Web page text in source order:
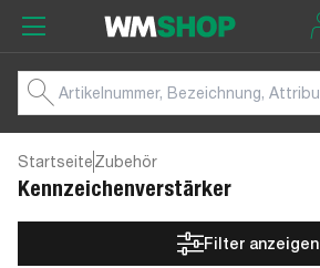
StartseiteZubehör
Kennzeichenverstärker
Filter anzeigen